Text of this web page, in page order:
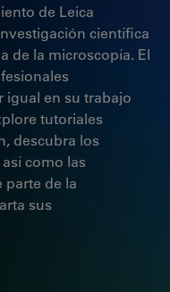
de Leica
científica
de la microscopía. El
igual en su trabajo
tutoriales
descubra los
como las
parte de la
sus